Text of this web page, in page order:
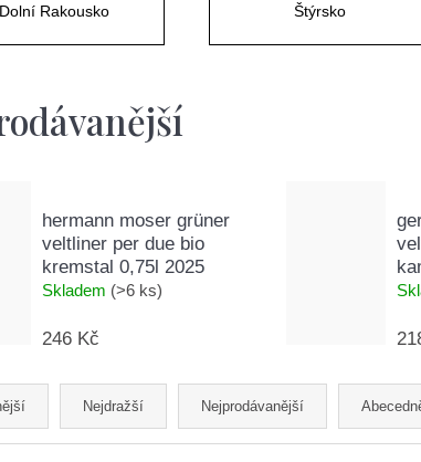
Dolní Rakousko Štýrsko
hermann moser grüner
veltliner per due bio
kremstal 0,75l 2025
Skladem (>6 ks)
246 Kč
Nejdražší Nejprodávanější